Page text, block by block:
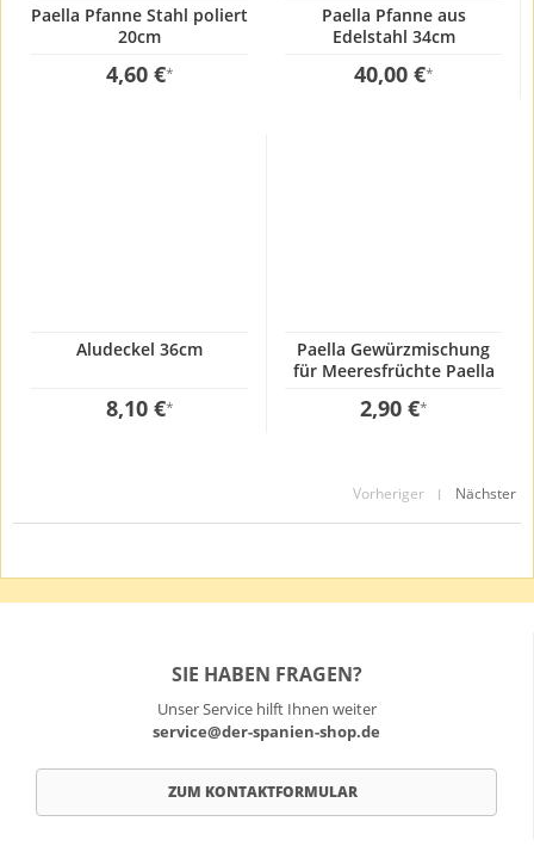
Paella Pfanne Stahl poliert
20cm
4,60 €*
Paella Pfanne aus
Edelstahl 34cm
40,00 €*
Aludeckel 36cm
8,10 €*
Paella Gewürzmischung
für Meeresfrüchte Paella
2,90 €*
Vorheriger | Nächster
SIE HABEN FRAGEN?
Unser Service hilft Ihnen weiter
service@der-spanien-shop.de
ZUM KONTAKTFORMULAR